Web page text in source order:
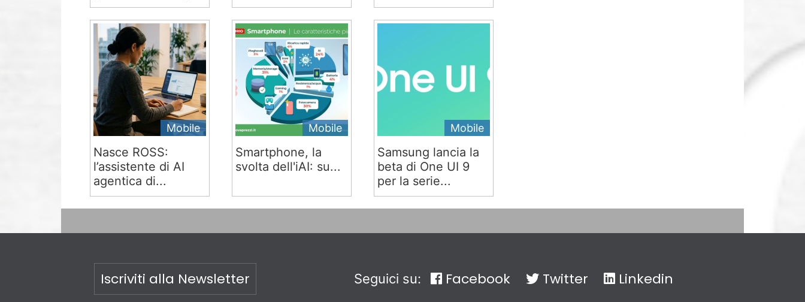
Mobile
Nasce ROSS:
l’assistente di AI
agentica di...
Mobile
Smartphone, la
svolta dell'iAI: su...
Mobile
Samsung lancia la
beta di One UI 9
per la serie...
Iscriviti alla Newsletter Seguici su: Facebook Twitter Linkedin